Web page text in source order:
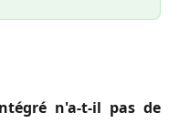
n'a-t-il pas de